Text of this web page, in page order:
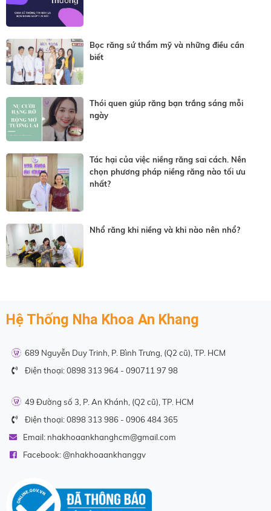
Bọc răng sứ thẩm mỹ và những điều cần
biết
Thói quen giúp răng bạn trắng sáng mỗi
ngày
Tác hại của việc niềng răng sai cách. Nên
chọn phương pháp niềng răng nào tối ưu
nhất?
Nhổ răng khi niềng và khi nào nên nhổ?
Hệ Thống Nha Khoa An Khang
689 Nguyễn Duy Trinh, P. Bình Trưng, (Q2 cũ), TP. HCM
Điện thoại:0898 313 964 - 090711 97 98
49 Đường số 3, P. An Khánh, (Q2 cũ), TP. HCM
Điện thoại:0898 313 986 - 0906 484 365
Email: nhakhoaankhanghcm@gmail.com
Facebook: @nhakhoaankhanggv